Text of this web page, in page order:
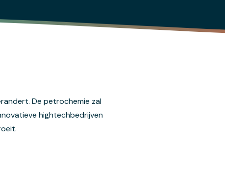
De petrochemie zal
hightechbedrijven